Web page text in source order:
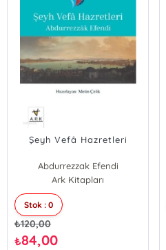
Şeyh Vefâ Hazretleri
Abdurrezzak Efendi
Ark Kitapları
Stok : 0
₺120,00
₺84,00